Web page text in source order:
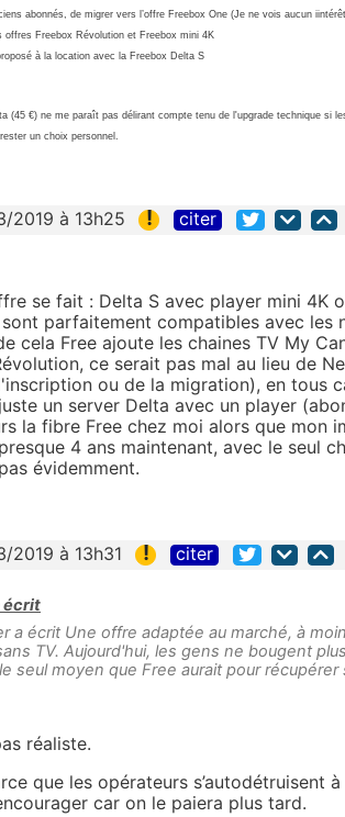
abonnés, de migrer vers l’offre Freebox One (Je ne vois aucun
offres Freebox Révolution et Freebox mini 4K
à la location avec la Freebox Delta S
(45 €) ne me paraît pas délirant compte tenu de l'upgrade technique si
un choix personnel.
2019 à 13h25 ! citer
se fait : Delta S avec player mini 4K
parfaitement compatibles avec les
cela Free ajoute les chaines TV My
ce serait pas mal au lieu de
ou de la migration), en tous
un server Delta avec un player
la fibre Free chez moi alors que mon
4 ans maintenant, avec le seul
évidemment.
2019 à 13h31 ! citer
écrit
a écrit Une offre adaptée au marché, à
TV. Aujourd'hui, les gens ne bougent
seul moyen que Free aurait pour
réaliste.
que les opérateurs s’autodétruisent
car on le paiera plus tard.